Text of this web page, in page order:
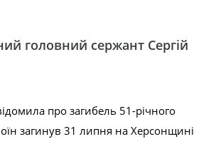
головний сержант Сергій
про загибель 51-річного
загинув 31 липня на Херсонщині